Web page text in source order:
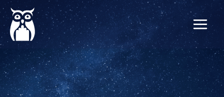
Zum
Inhalt
springen